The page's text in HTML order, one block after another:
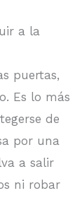
a la
puertas,
Es lo más
de
por una
a salir
ni robar